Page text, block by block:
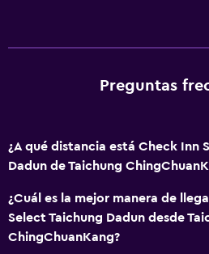
Ascensor disponible
Para no fumadores
Inodoro con barras de apoyo
Áreas designadas para fumadores
Preguntas
¿A qué distancia está Check Inn
Dadun de Taichung
¿Cuál es la mejor manera de
Select Taichung Dadun desde
ChingChuanKang?